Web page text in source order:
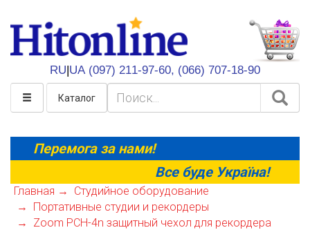
RU|UA (097) 211-97-60, (066) 707-18-90
HitOnline
Каталог
Перемога за нами!
Все буде Україна!
Главная
Студийное оборудование
Портативные студии и рекордеры
Zoom PCH-4n защитный чехол для рекордера